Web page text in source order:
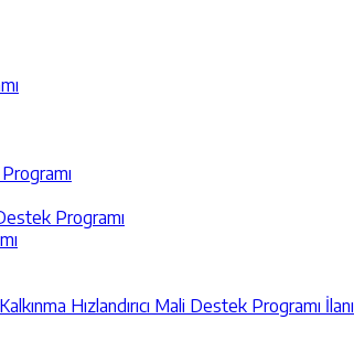
Programı
Hızlandırıcı Mali Destek Programı İlanı